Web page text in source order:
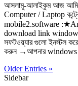
আসলামু-আলাইকুম আজ আমি
Computer / Laptop
mobile2.software
download link windows
সফটওয়্যার গুলো ইনস্টল
করুন →আপনার
Older Entries »
Sidebar